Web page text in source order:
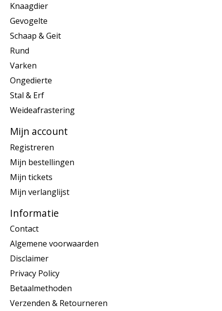
Knaagdier
Gevogelte
Schaap & Geit
Rund
Varken
Ongedierte
Stal & Erf
Weideafrastering
Mijn account
Registreren
Mijn bestellingen
Mijn tickets
Mijn verlanglijst
Informatie
Contact
Algemene voorwaarden
Disclaimer
Privacy Policy
Betaalmethoden
Verzenden & Retourneren